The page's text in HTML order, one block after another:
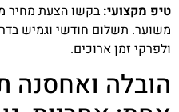
טיפ מקצועי: בקשו הצעת מחיר
משוער. תשלום חודשי וגמיש
ולפרקי זמן ארוכים.
הובלה ואחסנה